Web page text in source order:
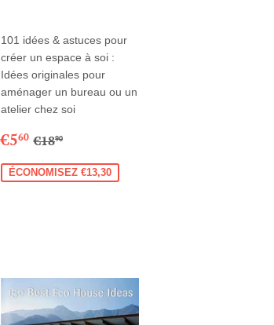
101 idées & astuces pour
créer un espace à soi :
Idées originales pour
aménager un bureau ou un
atelier chez soi
PRIX
€560 €5,60
PRIX RÉGULIER
€1890
ÉCONOMISEZ €13,30